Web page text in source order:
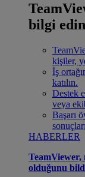
bilgi
kişiler,
İş
katılın.
Destek
veya
Başarı
HABERLER
TeamViewer,
olduğunu